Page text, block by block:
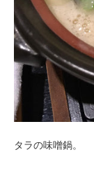
タラの味噌鍋。